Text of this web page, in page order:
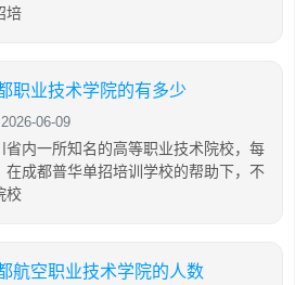
培
职业技术学院的有多少
06-09
省内一所知名的高等职业技术院校，每
成都普华单招培训学校的帮助下，不
校
航空职业技术学院的人数